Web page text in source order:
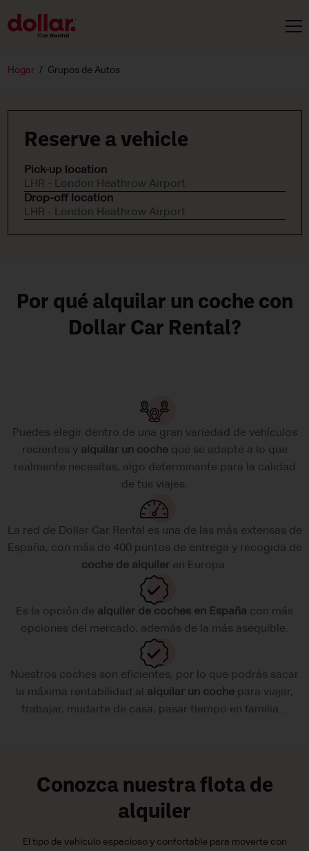
Hogar Grupos de Autos
Reserve a vehicle
Pick-up location
LHR - London Heathrow Airport
Drop-off location
LHR - London Heathrow Airport
Por qué alquilar un coche con
Dollar Car Rental?
Puedes elegir dentro de una gran variedad de vehículos
recientes y alquilar un cocheque se adapte a lo que
realmente necesitas, algo determinante para la calidad
de tus viajes.
La red de Dollar Car Rental es una de las más extensas de
España, con más de 400 puntos de entrega y recogida de
coche de alquiler en Europa.
Es la opción de alquiler de coches en España con más
opciones del mercado, además de la más asequible.
Nuestros coches son eficientes, por lo que podrás sacar
la máxima rentabilidad al alquilar un coche para viajar,
trabajar, mudarte de casa, pasar tiempo en familia…
Conozca nuestra flota de
alquiler
El tipo de vehículo espacioso y confortable para moverte con